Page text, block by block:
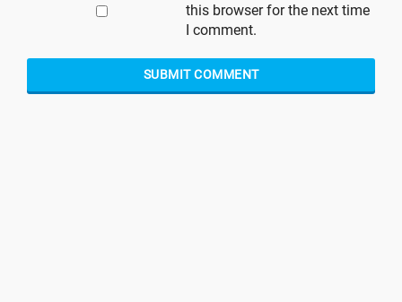
this browser for the next time
I comment.